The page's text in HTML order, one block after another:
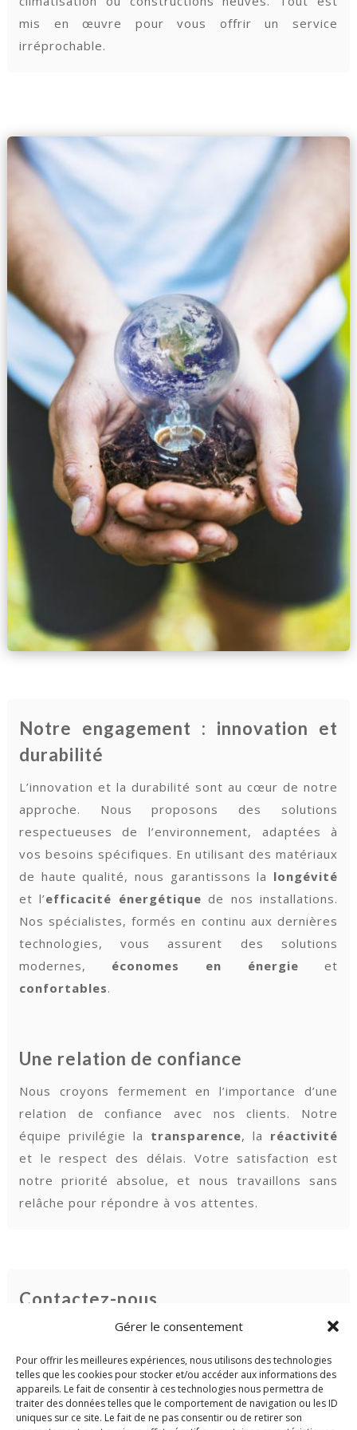
Gérer le consentement
Pour offrir les meilleures expériences, nous utilisons des technologies
telles que les cookies pour stocker et/ou accéder aux informations des
appareils. Le fait de consentir à ces technologies nous permettra de
traiter des données telles que le comportement de navigation ou les ID
uniques sur ce site. Le fait de ne pas consentir ou de retirer son
mis en œuvre pour vous offrir un service
irréprochable.
Notre engagement : innovation et
durabilité
L’innovation et la durabilité sont au cœur de notre
approche. Nous proposons des solutions
respectueuses de l’environnement, adaptées à
vos besoins spécifiques. En utilisant des matériaux
de haute qualité, nous garantissons la longévité
et l’efficacité énergétique de nos installations.
Nos spécialistes, formés en continu aux dernières
technologies, vous assurent des solutions
modernes, économes en énergie et
confortables.
Une relation de confiance
Nous croyons fermement en l’importance d’une
relation de confiance avec nos clients. Notre
équipe privilégie la transparence, la réactivité
et le respect des délais. Votre satisfaction est
notre priorité absolue, et nous travaillons sans
relâche pour répondre à vos attentes.
Contactez-nous
Nous sommes à votre écoute pour vous conseiller
et vous guider vers les solutions les plus
adaptées à vos besoins.Contactez-nous dès
aujourd’huipour obtenir un devis ou toute
information supplémentaire. Ensemble,